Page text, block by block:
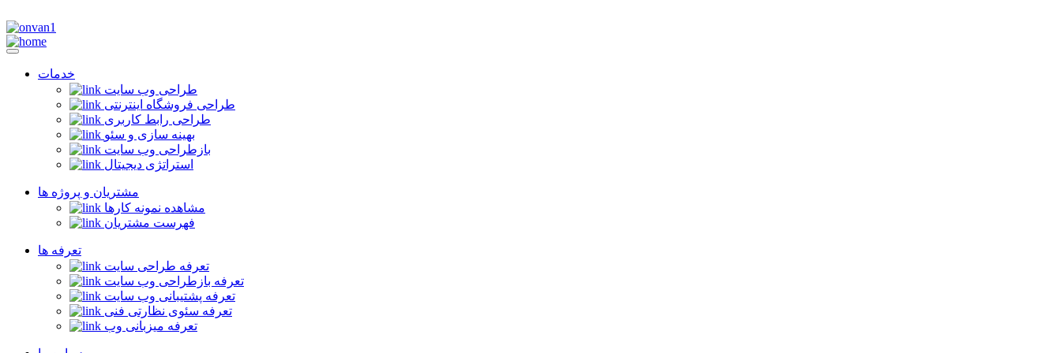
خدمات
طراحی وب سایت
طراحی فروشگاه اینترنتی
طراحی رابط کاربری
بهینه سازی و سئو
بازطراحی وب سایت
استراتژی دیجیتال
مشتریان و پروژه ها
مشاهده نمونه کارها
فهرست مشتریان
تعرفه ها
تعرفه طراحی سایت
تعرفه بازطراحی وب سایت
تعرفه پشتیبانی وب سایت
تعرفه سئوی نظارتی فنی
تعرفه میزبانی وب